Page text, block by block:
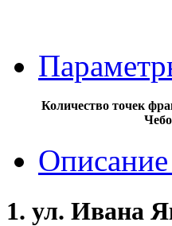
Количество точек
1. ул. Ивана